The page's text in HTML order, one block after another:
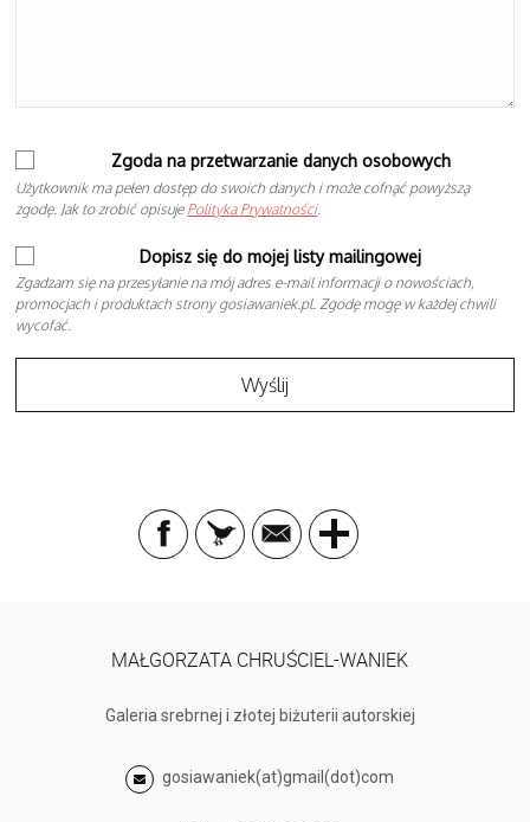
Zgoda na przetwarzanie danych osobowych
Użytkownik ma pełen dostęp do swoich danych i może cofnąć powyższą
zgodę. Jak to zrobić opisuje Polityka Prywatności.
Dopisz się do mojej listy mailingowej
Zgadzam się na przesyłanie na mój adres e-mail informacji o nowościach,
promocjach i produktach strony gosiawaniek.pl. Zgodę mogę w każdej chwili
wycofać.
MAŁGORZATA CHRUŚCIEL-WANIEK
Galeria srebrnej i złotej biżuterii autorskiej
gosiawaniek(at)gmail(dot)com